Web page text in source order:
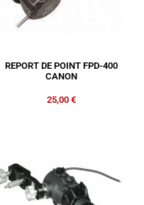
REPORT DE POINT FPD-400
CANON
25,00 €